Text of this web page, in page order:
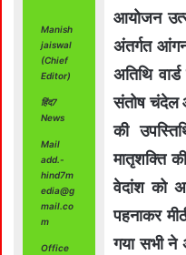
Manish
jaiswal
(Chief
Editor)
हिंद7
News
Mail
add.-
hind7m
edia@g
mail.co
m
Office
आयोजन
अंतर्गत
अतिथि
संतोष चंदेल
की
मातृशक्ति
वेदांश को
पहनाकर
गया सभी ने